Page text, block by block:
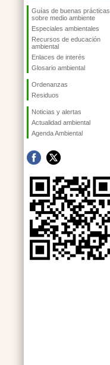
Guías de buenas prácticas
sobre medio ambiente
Especiales ambientales
Recursos de educación
ambiental
Enlaces de interés
Glosario ambiental
Ordenanzas
Residuos
Noticias y alertas
Actualidad ambiental
Agenda Ambiental